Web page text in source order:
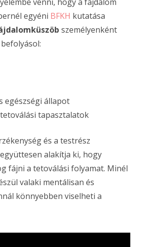
egyéni BFKH kutatása
személyenként
egészségi állapot
tapasztalatok
és a testrész
alakítja ki, hogy
fájni a tetoválási folyamat. Minél
valaki mentálisan és
könnyebben viselheti a